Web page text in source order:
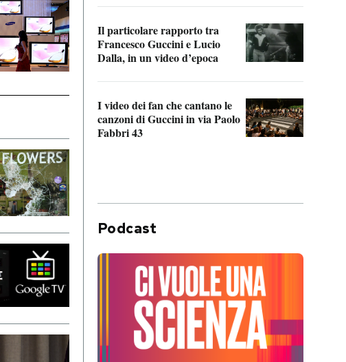
Il particolare rapporto tra
Francesco Guccini e Lucio
Dalla, in un video d’epoca
I video dei fan che cantano le
canzoni di Guccini in via Paolo
Fabbri 43
Podcast